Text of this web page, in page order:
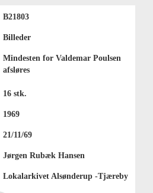
B21803
Billeder
Mindesten for Valdemar Poulsen
afsløres
16 stk.
1969
21/11/69
Jørgen Rubæk Hansen
Lokalarkivet Alsønderup -Tjæreby